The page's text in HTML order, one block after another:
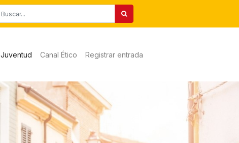
Juventud Canal Ético Registrar entrada